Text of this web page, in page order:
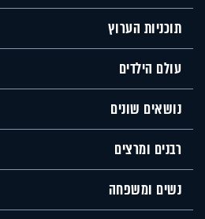
תוכניות הערוץ
עולם הילדים
נושאים שונים
רבנים ומרצים
נשים ומשפחה